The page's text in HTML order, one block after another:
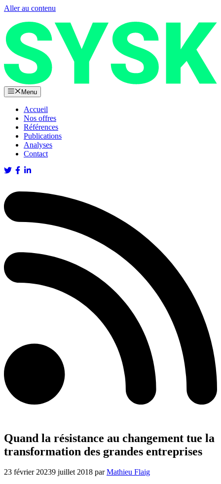
Aller au contenu
Menu
Accueil
Nos offres
Références
Publications
Analyses
Contact
Quand la résistance au changement tue la
transformation des grandes entreprises
23 février 20239 juillet 2018 parMathieu Flaig